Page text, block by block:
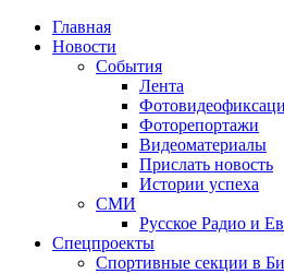
Главная
Новости
События
Лента
Фоторепортажи
Видеоматериалы
Прислать новость
Истории успеха
СМИ
Русское Радио и
Спецпроекты
Спортивные секции в